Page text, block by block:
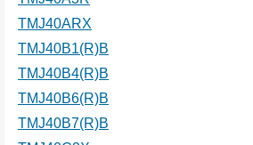
TMJ40ARX
TMJ40B1(R)B
TMJ40B4(R)B
TMJ40B6(R)B
TMJ40B7(R)B